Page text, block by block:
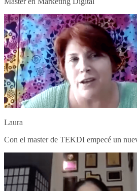
Laura
Con el master de TEKDI empecé un